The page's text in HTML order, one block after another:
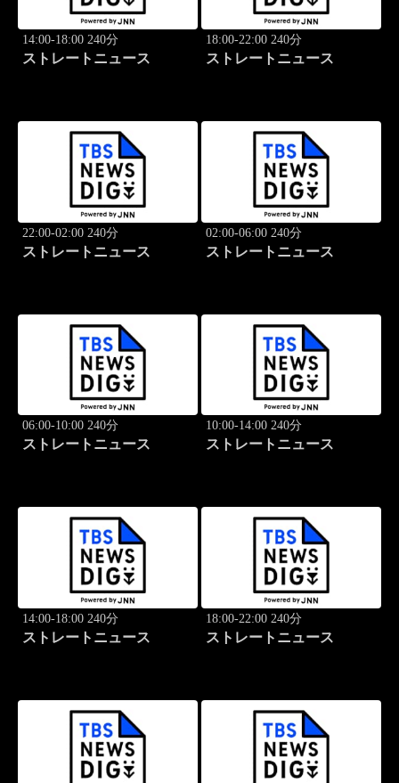
14:00-18:00 240分
ストレートニュース
18:00-22:00 240分
ストレートニュース
22:00-02:00 240分
ストレートニュース
02:00-06:00 240分
ストレートニュース
06:00-10:00 240分
ストレートニュース
10:00-14:00 240分
ストレートニュース
14:00-18:00 240分
ストレートニュース
18:00-22:00 240分
ストレートニュース